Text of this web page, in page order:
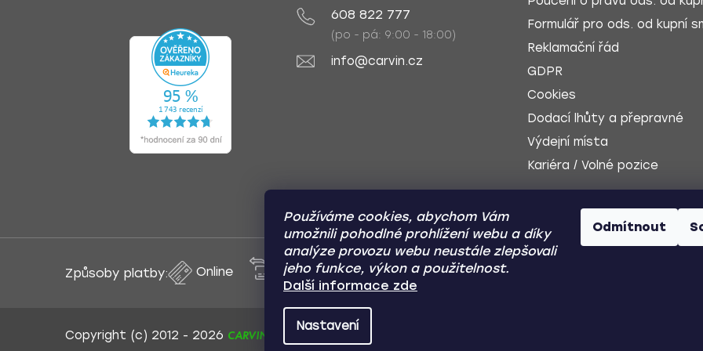
Používáme cookies, abychom Vám
umožnili pohodlné prohlížení webu a díky
analýze provozu webu neustále zlepšovali
jeho funkce, výkon a použitelnost.
Další informace zde
Nastavení
Odmítnout
608 822 777
(po - pá: 9:00 - 18:00)
info@carvin.cz
Formulář pro ods. od kupní
Reklamační řád
GDPR
Cookies
Dodací lhůty a přepravné
Výdejní místa
Kariéra / Volné pozice
Způsoby platby: Online Převod Dobírka
Copyright (c) 2012 - 2026 CARVIN AUTODOPLŇKY